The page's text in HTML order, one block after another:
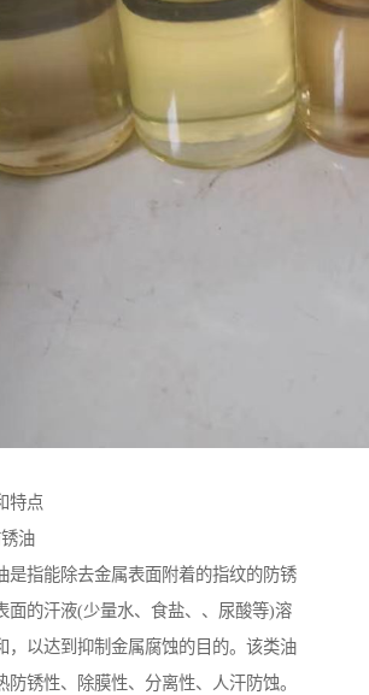
特点
油
是指能除去金属表面附着的指纹的防锈
面的汗液(少量水、食盐、、尿酸等)溶
，以达到抑制金属腐蚀的目的。该类油
防锈性、除膜性、分离性、人汗防蚀。